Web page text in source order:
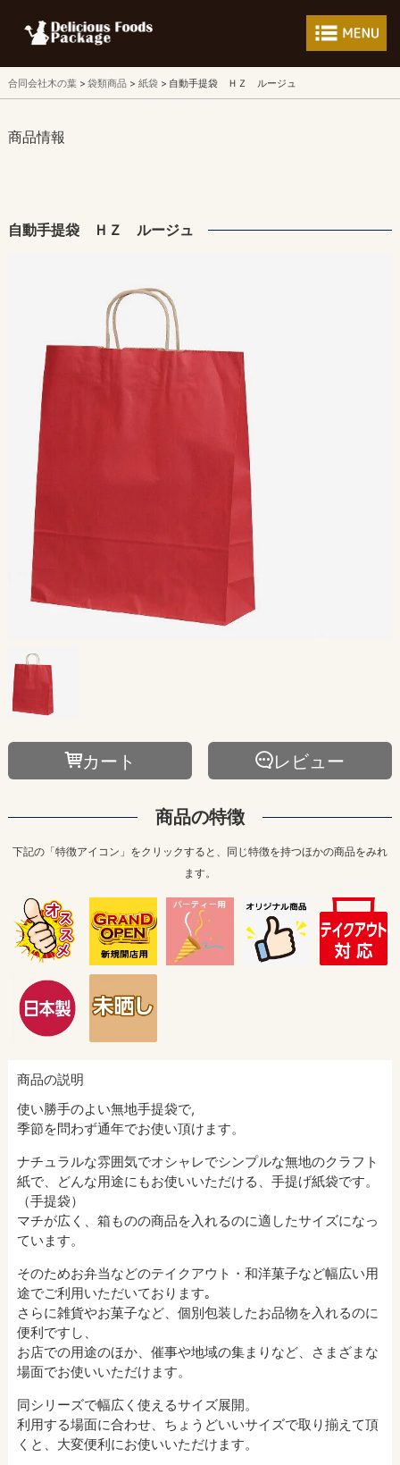
フードパッケー
合同会社木の葉 袋類商品 紙袋 自動手提袋 ＨＺ ルージュ
商品情報
自動手提袋 ＨＺ ルージュ
カート レビュー
商品の特徴
下記の「特徴アイコン」をクリックすると、同じ特徴を持つほかの商品をみれ
ます。
商品の説明
使い勝手のよい無地手提袋で,
季節を問わず通年でお使い頂けます。
ナチュラルな雰囲気でオシャレでシンプルな無地のクラフト
紙で、どんな用途にもお使いいただける、手提げ紙袋です。
（手提袋）
マチが広く、箱ものの商品を入れるのに適したサイズになっ
ています。
そのためお弁当などのテイクアウト・和洋菓子など幅広い用
途でご利用いただいております｡
さらに雑貨やお菓子など、個別包装したお品物を入れるのに
便利ですし、
お店での用途のほか、催事や地域の集まりなど、さまざまな
場面でお使いいただけます。
同シリーズで幅広く使えるサイズ展開。
利用する場面に合わせ、ちょうどいいサイズで取り揃えて頂
くと、大変便利にお使いいただけます。